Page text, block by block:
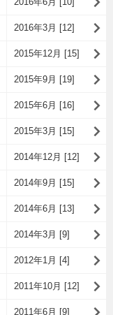
2016年3月 [12]
2015年12月 [15]
2015年9月 [19]
2015年6月 [16]
2015年3月 [15]
2014年12月 [12]
2014年9月 [15]
2014年6月 [13]
2014年3月 [9]
2012年1月 [4]
2011年10月 [12]
2011年6月 [9]